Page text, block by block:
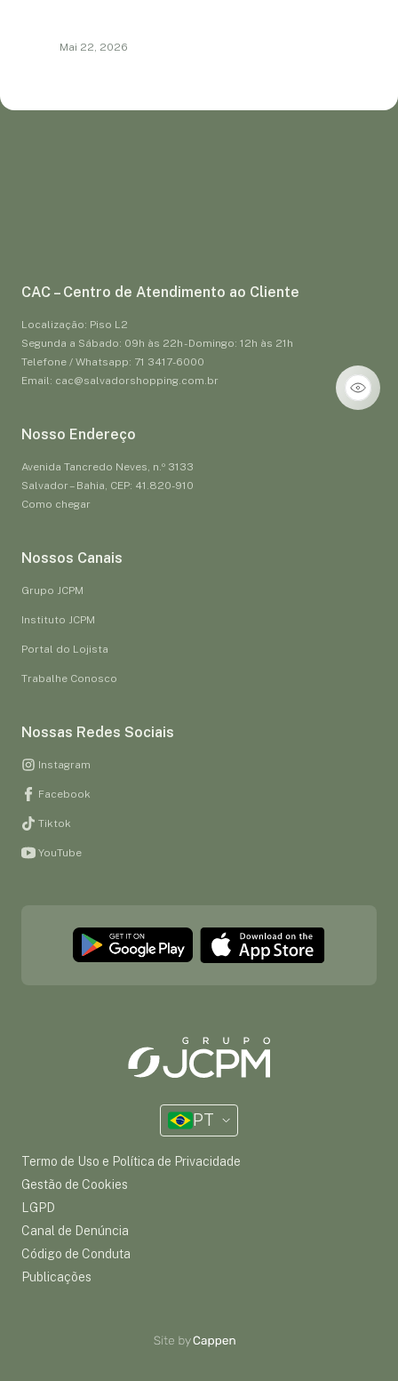
Mai 22, 2026
CAC – Centro de Atendimento ao Cliente
Localização: Piso L2
Segunda a Sábado: 09h às 22h - Domingo: 12h às 21h
Telefone / Whatsapp: 71 3417-6000
Email: cac@salvadorshopping.com.br
Nosso Endereço
Avenida Tancredo Neves, n.º 3133
Salvador – Bahia, CEP: 41.820-910
Como chegar
Nossos Canais
Grupo JCPM
Instituto JCPM
Portal do Lojista
Trabalhe Conosco
Nossas Redes Sociais
Instagram
Facebook
Tiktok
YouTube
PT
Termo de Uso e Política de Privacidade
Gestão de Cookies
LGPD
Canal de Denúncia
Código de Conduta
Publicações